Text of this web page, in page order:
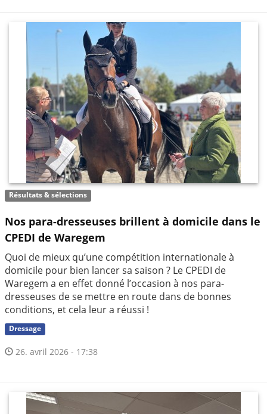
Résultats & sélections
Nos para-dresseuses brillent à domicile dans le
CPEDI de Waregem
Quoi de mieux qu’une compétition internationale à
domicile pour bien lancer sa saison ? Le CPEDI de
Waregem a en effet donné l’occasion à nos para-
dresseuses de se mettre en route dans de bonnes
conditions, et cela leur a réussi !
Dressage
26. avril 2026 - 17:38